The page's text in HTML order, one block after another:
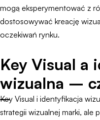
mogą eksperymentować z
dostosowywać kreację
oczekiwań rynku.
Key Visual a
wizualna –
Key Visual i identyfikacja
strategii wizualnej marki, ale